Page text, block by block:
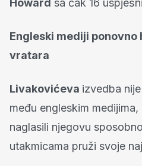
Howard sa čak 16
Engleski mediji
vratara
Livakovićeva izvedba
među engleskim
naglasili njegovu
utakmicama pruži svoje